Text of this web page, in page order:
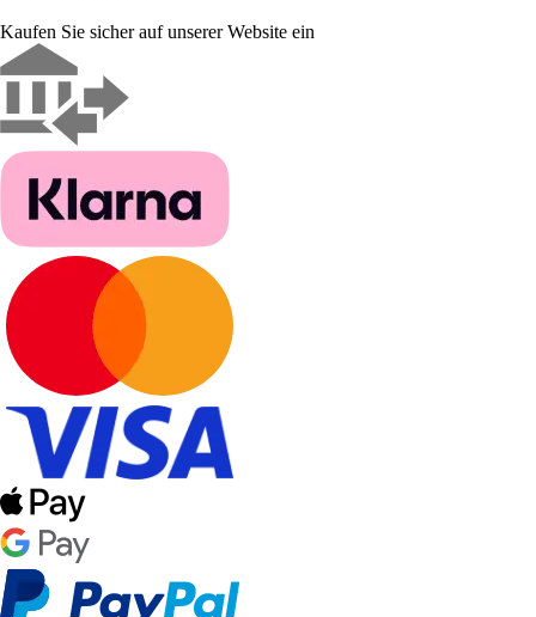
Kaufen Sie sicher auf unserer Website ein